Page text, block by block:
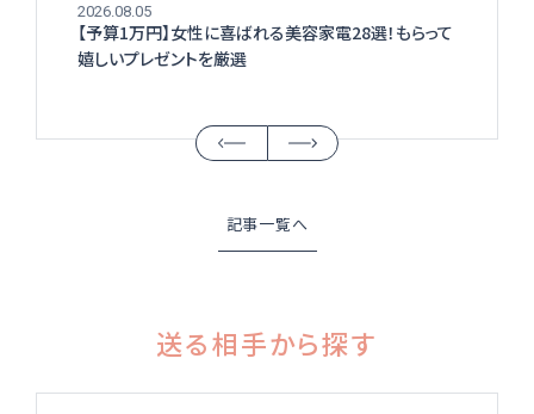
2026.08.05
【予算1万円】女性に喜ばれる美容家電28選！もらって
嬉しいプレゼントを厳選
記事一覧へ
送る相手から探す